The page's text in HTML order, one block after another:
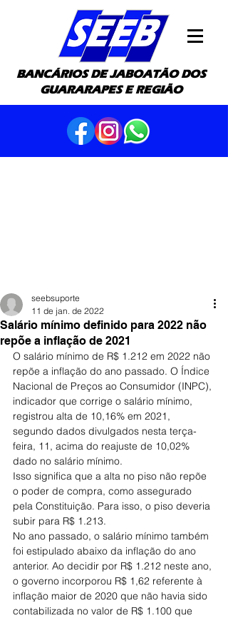
BANCÁRIOS DE JABOATÃO DOS
GUARARAPES E REGIÃO
Salário mínimo definido para 2022 não
repõe a inflação de 2021
seebsuporte
11 de jan. de 2022
O salário mínimo de R$ 1.212 em 2022 não
repõe a inflação do ano passado. O Índice
Nacional de Preços ao Consumidor (INPC),
indicador que corrige o salário mínimo,
registrou alta de 10,16% em 2021,
segundo dados divulgados nesta terça-
feira, 11, acima do reajuste de 10,02%
dado no salário mínimo.
Isso significa que a alta no piso não repõe
o poder de compra, como assegurado
pela Constituição. Para isso, o piso deveria
subir para R$ 1.213.
No ano passado, o salário mínimo também
foi estipulado abaixo da inflação do ano
anterior. Ao decidir por R$ 1.212 neste ano,
o governo incorporou R$ 1,62 referente à
inflação maior de 2020 que não havia sido
contabilizada no valor de R$ 1.100 que